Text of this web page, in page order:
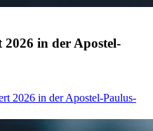
2026 in der Apostel-
2026 in der Apostel-Paulus-